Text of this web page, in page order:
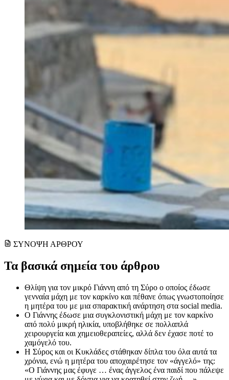
ΣΥΝΟΨΗ ΑΡΘΡΟΥ
Τα βασικά σημεία του άρθρου
Θλίψη για τον μικρό Γιάννη από τη Σύρο ο οποίος έδωσε
γενναία μάχη με τον καρκίνο και πέθανε όπως γνωστοποίησε
η μητέρα του με μια σπαρακτική ανάρτηση στα social media.
Ο Γιάννης έδωσε μια συγκλονιστική μάχη με τον καρκίνο
από πολύ μικρή ηλικία, υποβλήθηκε σε πολλαπλά
χειρουργεία και χημειοθεραπείες, αλλά δεν έχασε ποτέ το
χαμόγελό του.
Η Σύρος και οι Κυκλάδες στάθηκαν δίπλα του όλα αυτά τα
χρόνια, ενώ η μητέρα του αποχαιρέτησε τον «άγγελό» της:
«Ο Γιάννης μας έφυγε … ένας άγγελος ένα παιδί που πάλεψε